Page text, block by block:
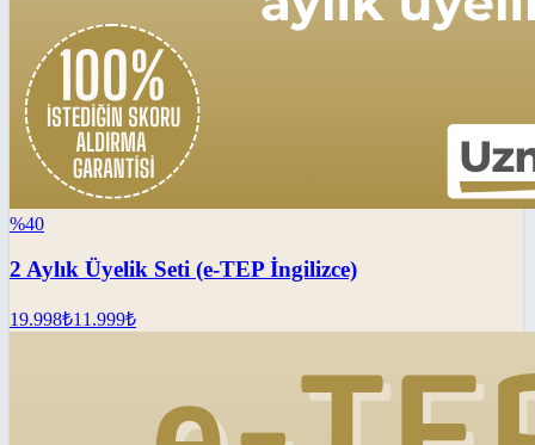
%40
2 Aylık Üyelik Seti (e-TEP İngilizce)
19.998₺11.999₺